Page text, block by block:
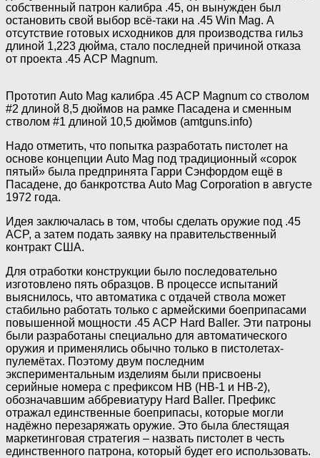
собственный патрон калибра .45, он вынужден был
остановить свой выбор всё-таки на .45 Win Mag. А
отсутствие готовых исходников для производства гильз
длиной 1,223 дюйма, стало последней причиной отказа
от проекта .45 ACP Magnum.
Прототип Auto Mag калибра .45 ACP Magnum со стволом
#2 длиной 8,5 дюймов на рамке Пасадена и сменным
стволом #1 длиной 10,5 дюймов (amtguns.info)
Надо отметить, что попытка разработать пистолет на
основе концепции Auto Mag под традиционный «сорок
пятый» была предпринята Гарри Сэнфордом ещё в
Пасадене, до банкротства Auto Mag Corporation в августе
1972 года.
Идея заключалась в том, чтобы сделать оружие под .45
ACP, а затем подать заявку на правительственный
контракт США.
Для отработки конструкции было последовательно
изготовлено пять образцов. В процессе испытаний
выяснилось, что автоматика с отдачей ствола может
стабильно работать только с армейскими боеприпасами
повышенной мощности .45 ACP Hard Baller. Эти патроны
были разработаны специально для автоматического
оружия и применялись обычно только в пистолетах-
пулемётах. Поэтому двум последним
экспериментальным изделиям были присвоены
серийные номера с префиксом НВ (НВ-1 и НВ-2),
обозначавшим аббревиатуру Hard Baller. Префикс
отражал единственные боеприпасы, которые могли
надёжно перезаряжать оружие. Это была блестящая
маркетинговая стратегия – назвать пистолет в честь
единственного патрона, который будет его использовать.